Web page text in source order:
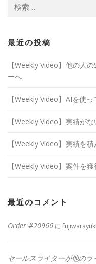
索:
最近の投稿
【Weekly Video】他の人
ーへ
【Weekly Video】AIを使
【Weekly Video】実績が
【Weekly Video】実績を
【Weekly Video】案件を
最近のコメント
Order #20966 に fujiwarayuki
セールスライターが他の